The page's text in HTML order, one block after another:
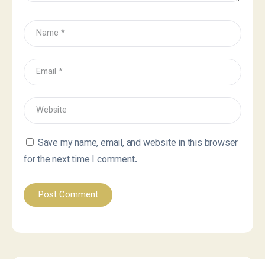
Save my name, email, and website in this browser
for the next time I comment.